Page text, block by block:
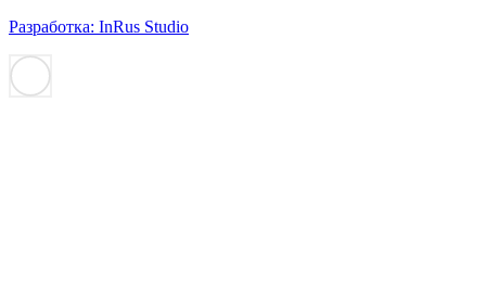
Разработка: InRus Studio